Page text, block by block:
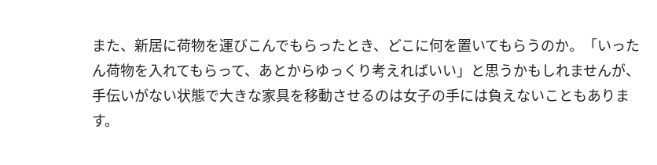
また、新居に荷物を運びこんでもらったとき、どこに何を置いてもらうのか。「いった
ん荷物を入れてもらって、あとからゆっくり考えればいい」と思うかもしれませんが、
手伝いがない状態で大きな家具を移動させるのは女子の手には負えないこともありま
す。